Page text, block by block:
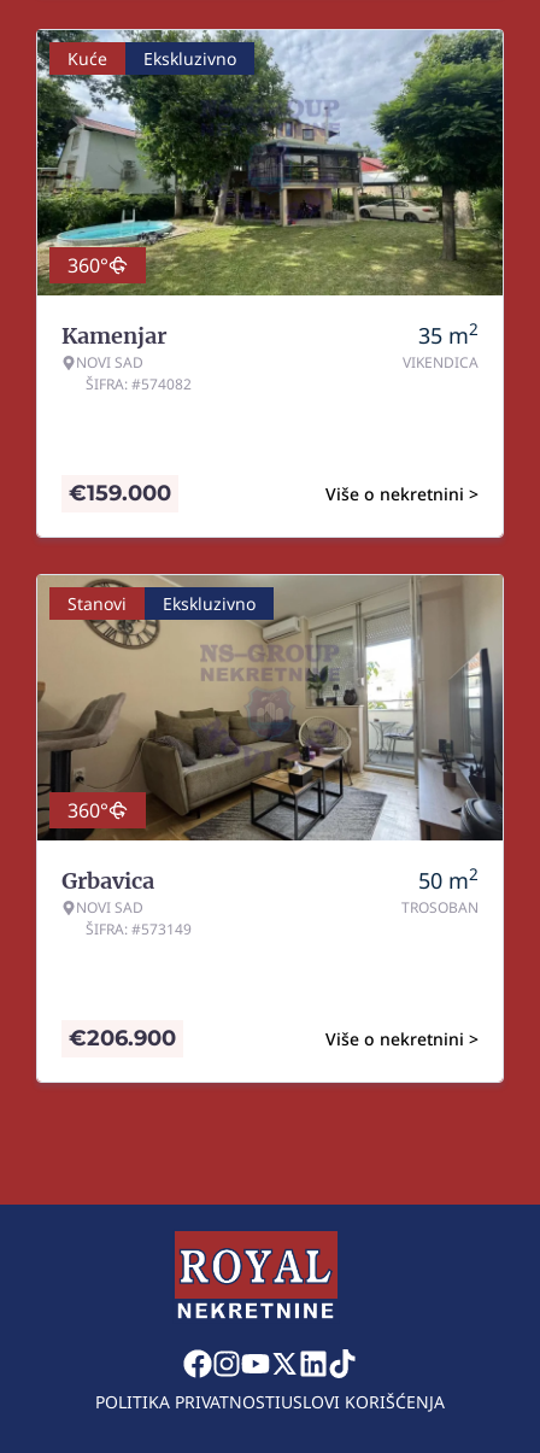
Kuće Ekskluzivno
360°
Kamenjar
NOVI SAD
ŠIFRA: #574082
35 m2
VIKENDICA
Više o nekretnini >
€159.000
Stanovi Ekskluzivno
360°
Grbavica
NOVI SAD
ŠIFRA: #573149
50 m2
TROSOBAN
Više o nekretnini >
€206.900
POLITIKA PRIVATNOSTIUSLOVI KORIŠĆENJA